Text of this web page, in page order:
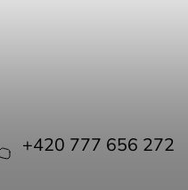
+420 777 656 272